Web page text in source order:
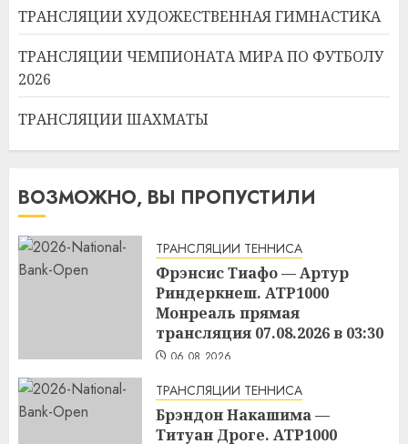
ТРАНСЛЯЦИИ ХУДОЖЕСТВЕННАЯ ГИМНАСТИКА
ТРАНСЛЯЦИИ ЧЕМПИОНАТА МИРА ПО ФУТБОЛУ
2026
ТРАНСЛЯЦИИ ШАХМАТЫ
ВОЗМОЖНО, ВЫ ПРОПУСТИЛИ
ТРАНСЛЯЦИИ ТЕННИСА
Фрэнсис Тиафо — Артур
Риндеркнеш. ATP1000
Монреаль прямая
трансляция 07.08.2026 в 03:30
06.08.2026
ТРАНСЛЯЦИИ ТЕННИСА
Брэндон Накашима —
Титуан Дроге. ATP1000